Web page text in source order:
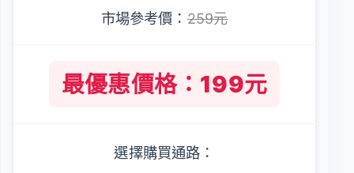
市場參考價：259元
最優惠價格：199元
選擇購買通路：